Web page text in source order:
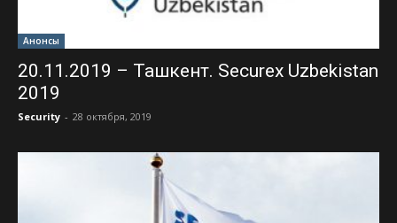
Анонсы
20.11.2019 – Ташкент. Securex Uzbekistan
2019
Security - 28 октября, 2019